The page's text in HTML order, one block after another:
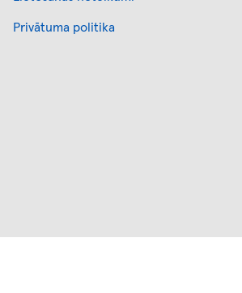
Privātuma politika